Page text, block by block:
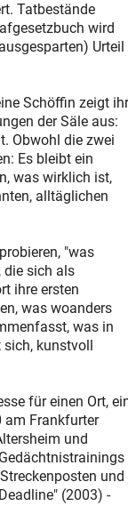
Tatbestände
wird
Urteil
Schöffin zeigt ihr
der Säle aus:
Obwohl die zwei
Es bleibt ein
was wirklich ist,
alltäglichen
"was
die sich als
ihre ersten
was woanders
was in
sich, kunstvoll
für einen Ort,
am Frankfurter
und
und
(2003) -